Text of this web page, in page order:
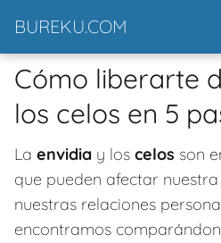
BUREKU.COM
Cómo liberarte
los celos en 5
La envidia y los celos son
que pueden afectar
nuestras relaciones
encontramos